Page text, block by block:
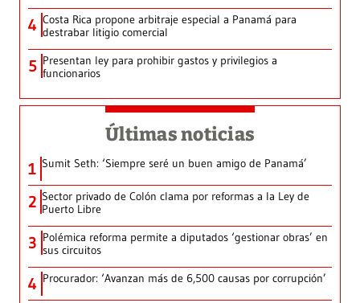
4 Costa Rica propone arbitraje especial a Panamá para
destrabar litigio comercial
5 Presentan ley para prohibir gastos y privilegios a
funcionarios
Últimas noticias
1 Sumit Seth: ‘Siempre seré un buen amigo de Panamá’
2 Sector privado de Colón clama por reformas a la Ley de
Puerto Libre
3 Polémica reforma permite a diputados ‘gestionar obras’ en
sus circuitos
4 Procurador: ‘Avanzan más de 6,500 causas por corrupción’